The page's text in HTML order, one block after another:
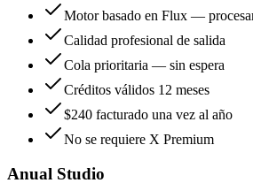
Motor basado en Flux —
Calidad profesional de salida
Cola prioritaria — sin espera
Créditos válidos 12 meses
$240 facturado una vez al año
No se requiere X Premium
Anual Studio